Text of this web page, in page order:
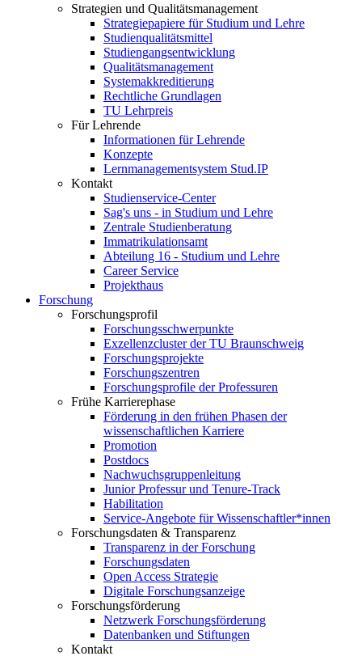
Strategien und Qualitätsmanagement
Strategiepapiere für Studium und Lehre
Studienqualitätsmittel
Studiengangsentwicklung
Qualitätsmanagement
Systemakkreditierung
Rechtliche Grundlagen
TU Lehrpreis
Für Lehrende
Informationen für Lehrende
Konzepte
Lernmanagementsystem Stud.IP
Kontakt
Studienservice-Center
Sag's uns - in Studium und Lehre
Zentrale Studienberatung
Immatrikulationsamt
Abteilung 16 - Studium und Lehre
Career Service
Projekthaus
Forschung
Forschungsprofil
Forschungsschwerpunkte
Exzellenzcluster der TU Braunschweig
Forschungsprojekte
Forschungszentren
Forschungsprofile der Professuren
Frühe Karrierephase
Förderung in den frühen Phasen der
wissenschaftlichen Karriere
Promotion
Postdocs
Nachwuchsgruppenleitung
Junior Professur und Tenure-Track
Habilitation
Service-Angebote für Wissenschaftler*innen
Forschungsdaten & Transparenz
Transparenz in der Forschung
Forschungsdaten
Open Access Strategie
Digitale Forschungsanzeige
Forschungsförderung
Netzwerk Forschungsförderung
Datenbanken und Stiftungen
Kontakt